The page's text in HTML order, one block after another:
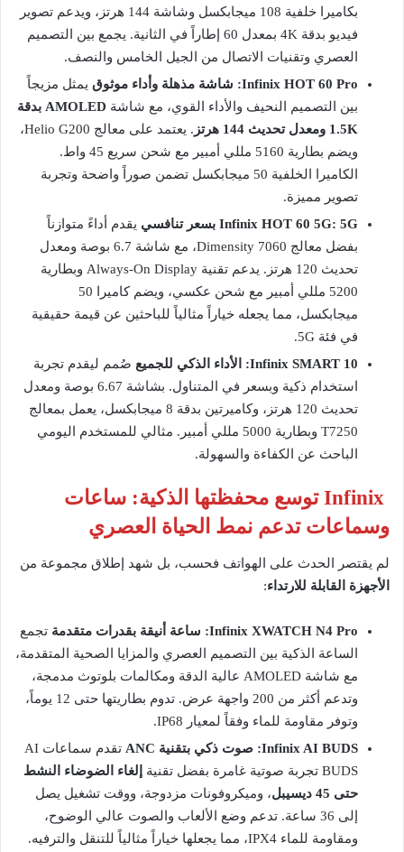
بكاميرا خلفية 108 ميجابكسل وشاشة 144 هرتز، ويدعم تصوير
فيديو بدقة 4K بمعدل 60 إطاراً في الثانية. يجمع بين التصميم
العصري وتقنيات الاتصال من الجيل الخامس والنصف.
Infinix HOT 60 Pro: شاشة مذهلة وأداء موثوق
يمثل مزيجاً
بين التصميم النحيف والأداء القوي، مع شاشة
AMOLED بدقة
1.5K ومعدل تحديث 144 هرتز
. يعتمد على معالج Helio G200،
ويضم بطارية 5160 مللي أمبير مع شحن سريع 45 واط.
الكاميرا الخلفية 50 ميجابكسل تضمن صوراً واضحة وتجربة
تصوير مميزة.
Infinix HOT 60 5G: 5G بسعر تنافسي
يقدم أداءً متوازناً
بفضل معالج Dimensity 7060، مع شاشة 6.7 بوصة ومعدل
تحديث 120 هرتز. يدعم تقنية Always-On Display وبطارية
5200 مللي أمبير مع شحن عكسي، ويضم كاميرا 50
ميجابكسل، مما يجعله خياراً مثالياً للباحثين عن قيمة حقيقية
في فئة 5G.
Infinix SMART 10: الأداء الذكي للجميع
صُمم ليقدم تجربة
استخدام ذكية وبسعر في المتناول. بشاشة 6.67 بوصة ومعدل
تحديث 120 هرتز، وكاميرتين بدقة 8 ميجابكسل، يعمل بمعالج
T7250 وبطارية 5000 مللي أمبير. مثالي للمستخدم اليومي
الباحث عن الكفاءة والسهولة.
Infinix توسع محفظتها الذكية: ساعات
وسماعات تدعم نمط الحياة العصري
لم يقتصر الحدث على الهواتف فحسب، بل شهد إطلاق مجموعة من
الأجهزة القابلة للارتداء:
Infinix XWATCH N4 Pro: ساعة أنيقة بقدرات متقدمة
تجمع
الساعة الذكية بين التصميم العصري والمزايا الصحية المتقدمة،
مع شاشة AMOLED عالية الدقة ومكالمات بلوتوث مدمجة،
وتدعم أكثر من 200 واجهة عرض. تدوم بطاريتها حتى 12 يوماً،
وتوفر مقاومة للماء وفقاً لمعيار IP68.
Infinix AI BUDS: صوت ذكي بتقنية ANC
تقدم سماعات AI
BUDS تجربة صوتية غامرة بفضل تقنية
إلغاء الضوضاء النشط
حتى 45 ديسيبل
، وميكروفونات مزدوجة، ووقت تشغيل يصل
إلى 36 ساعة. تدعم وضع الألعاب والصوت عالي الوضوح،
ومقاومة للماء IPX4، مما يجعلها خياراً مثالياً للتنقل والترفيه.